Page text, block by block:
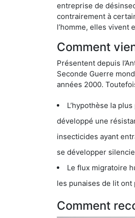
entreprise de
contrairement à
l’homme, elles vivent
Comment
Présentent depuis
Seconde Guerre
années 2000.
L’hypothèse la plus
développé une résistance
insecticides ayant entraîné un
se développer
Le flux migratoire
les punaises de lit ont pu
Comment